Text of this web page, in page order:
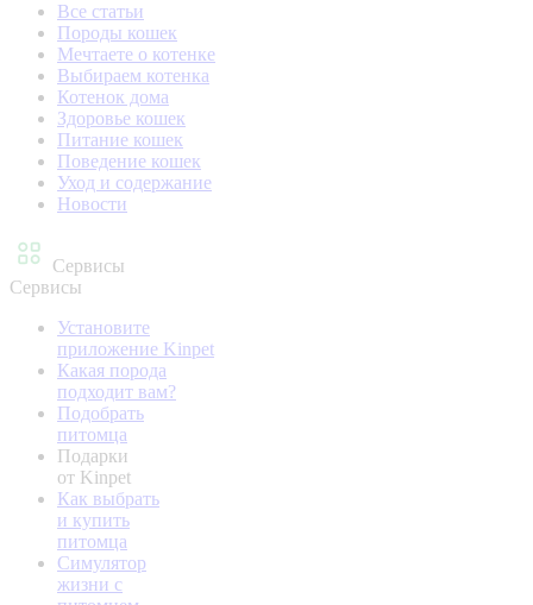
Все статьи
Породы кошек
Мечтаете о котенке
Выбираем котенка
Котенок дома
Здоровье кошек
Питание кошек
Поведение кошек
Уход и содержание
Новости
Сервисы
Сервисы
Установите
приложение Kinpet
Какая порода
подходит вам?
Подобрать
питомца
Подарки
от Kinpet
Как выбрать
и купить
питомца
Симулятор
жизни с